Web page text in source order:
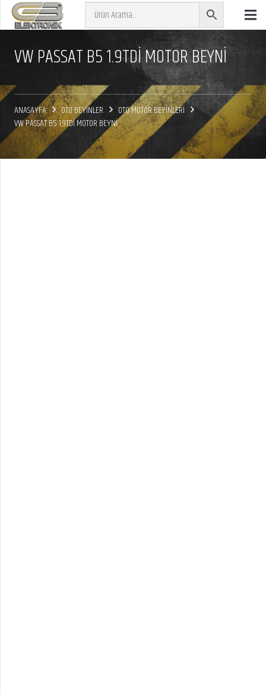
VW PASSAT B5 1.9TDİ MOTOR BEYNİ
ANASAYFA OTO BEYİNLER
OTO MOTOR BEYİNLERİ
VW PASSAT B5 1.9TDİ MOTOR BEYNİ